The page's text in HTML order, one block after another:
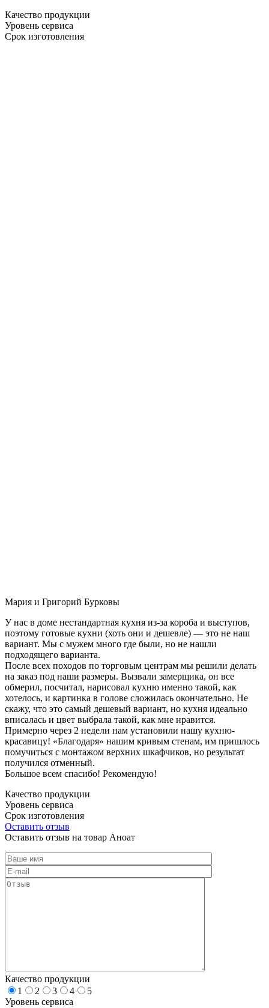
Качество продукции
Уровень сервиса
Срок изготовления
Мария и Григорий Бурковы
У нас в доме нестандартная кухня из-за короба и выступов,
поэтому готовые кухни (хоть они и дешевле) — это не наш
вариант. Мы с мужем много где были, но не нашли
подходящего варианта.
После всех походов по торговым центрам мы решили делать
на заказ под наши размеры. Вызвали замерщика, он все
обмерил, посчитал, нарисовал кухню именно такой, как
хотелось, и картинка в голове сложилась окончательно. Не
скажу, что это самый дешевый вариант, но кухня идеально
вписалась и цвет выбрала такой, как мне нравится.
Примерно через 2 недели нам установили нашу кухню-
красавицу! «Благодаря» нашим кривым стенам, им пришлось
помучиться с монтажом верхних шкафчиков, но результат
получился отменный.
Большое всем спасибо! Рекомендую!
Качество продукции
Уровень сервиса
Срок изготовления
Оставить отзыв
Оставить отзыв на товар Аноат
Качество продукции
1
2 3 4
5
Уровень сервиса